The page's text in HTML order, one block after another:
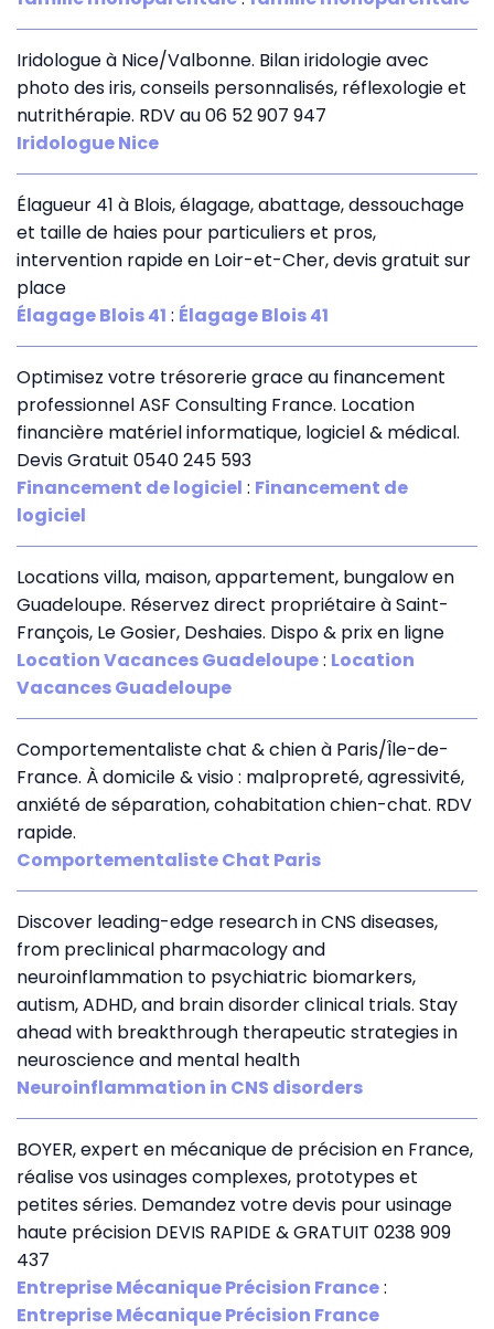
Iridologue à Nice/Valbonne. Bilan iridologie avec
photo des iris, conseils personnalisés, réflexologie et
nutrithérapie. RDV au 06 52 907 947
Iridologue Nice
Élagueur 41 à Blois, élagage, abattage, dessouchage
et taille de haies pour particuliers et pros,
intervention rapide en Loir-et-Cher, devis gratuit sur
place
Élagage Blois 41 : Élagage Blois 41
Optimisez votre trésorerie grace au financement
professionnel ASF Consulting France. Location
financière matériel informatique, logiciel & médical.
Devis Gratuit 0540 245 593
Financement de logiciel : Financement de
logiciel
Locations villa, maison, appartement, bungalow en
Guadeloupe. Réservez direct propriétaire à Saint-
François, Le Gosier, Deshaies. Dispo & prix en ligne
Location Vacances Guadeloupe: Location
Vacances Guadeloupe
Comportementaliste chat & chien à Paris/Île-de-
France. À domicile & visio : malpropreté, agressivité,
anxiété de séparation, cohabitation chien-chat. RDV
rapide.
Comportementaliste Chat Paris
Discover leading-edge research in CNS diseases,
from preclinical pharmacology and
neuroinflammation to psychiatric biomarkers,
autism, ADHD, and brain disorder clinical trials. Stay
ahead with breakthrough therapeutic strategies in
neuroscience and mental health
Neuroinflammation in CNS disorders
BOYER, expert en mécanique de précision en France,
réalise vos usinages complexes, prototypes et
petites séries. Demandez votre devis pour usinage
haute précision DEVIS RAPIDE & GRATUIT 0238 909
437
Entreprise Mécanique Précision France:
Entreprise Mécanique Précision France